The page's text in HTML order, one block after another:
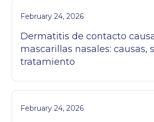
February 24, 2026
Dermatitis de contacto
mascarillas nasales: causas,
tratamiento
February 24, 2026